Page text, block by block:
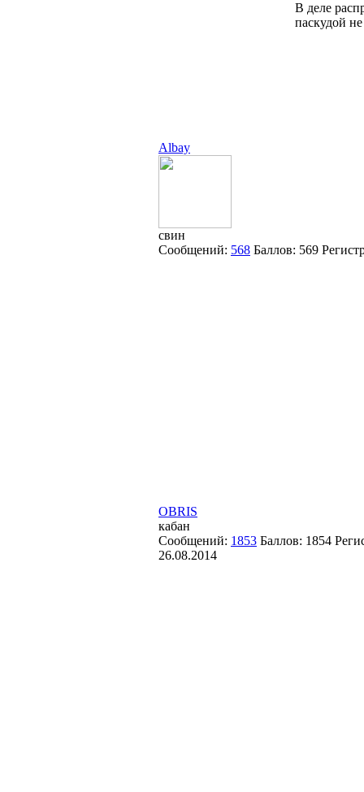
В деле
паскудой
Albay
свин
Сообщений: 568 Баллов: 569
OBRIS
кабан
Сообщений: 1853 Баллов: 1854
26.08.2014